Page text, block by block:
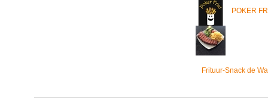
POKER
Frituur-Snack de